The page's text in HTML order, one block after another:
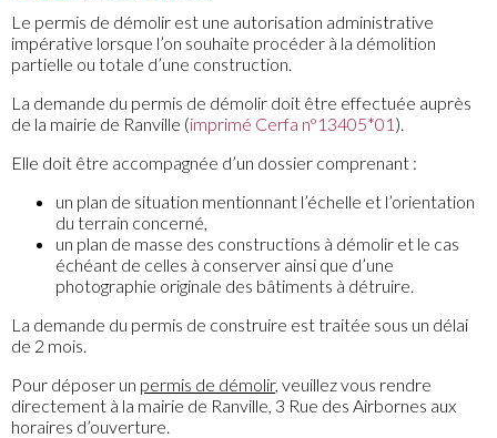
Le permis de démolir est une autorisation administrative
impérative lorsque l’on souhaite procéder à la démolition
partielle ou totale d’une construction.
La demande du permis de démolir doit être effectuée auprès
de la mairie de Ranville (imprimé Cerfa n°13405*01 ).
Elle doit être accompagnée d’un dossier comprenant :
un plan de situation mentionnant l’échelle et l’orientation
du terrain concerné,
un plan de masse des constructions à démolir et le cas
échéant de celles à conserver ainsi que d’une
photographie originale des bâtiments à détruire.
La demande du permis de construire est traitée sous un délai
de 2 mois.
Pour déposer un permis de démolir, veuillez vous rendre
directement à la mairie de Ranville, 3 Rue des Airbornes aux
horaires d’ouverture.